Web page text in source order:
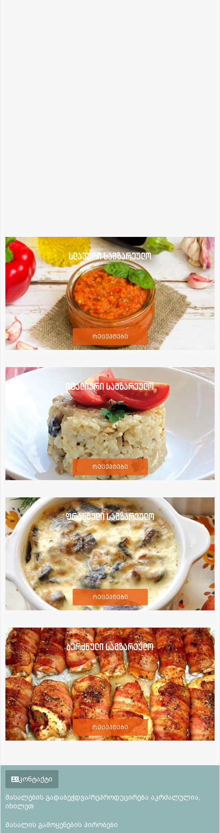
სლავური სამზარეულო
რეცეპტები
იტალიური სამზარეულო
რეცეპტები
ფრანგული სამზარეულო
რეცეპტები
ბერძნული სამზარეულო
რეცეპტები
კონტაქტი
მასალების გადაბეჭდვა/რეპროდუცირება აკრძალულია,
იხილეთ
მასალის გამოყენების პირობები